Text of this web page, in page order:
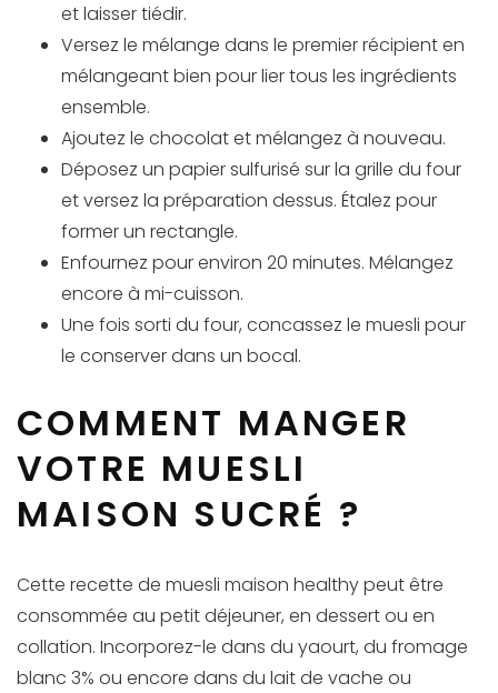
et laisser tiédir.
Versez le mélange dans le premier récipient en
mélangeant bien pour lier tous les ingrédients
ensemble.
Ajoutez le chocolat et mélangez à nouveau.
Déposez un papier sulfurisé sur la grille du four
et versez la préparation dessus. Étalez pour
former un rectangle.
Enfournez pour environ 20 minutes. Mélangez
encore à mi-cuisson.
Une fois sorti du four, concassez le muesli pour
le conserver dans un bocal.
COMMENT MANGER
VOTRE MUESLI
MAISON SUCRÉ ?
Cette recette de muesli maison healthy peut être
consommée au petit déjeuner, en dessert ou en
collation. Incorporez-le dans du yaourt, du fromage
blanc 3% ou encore dans du lait de vache ou